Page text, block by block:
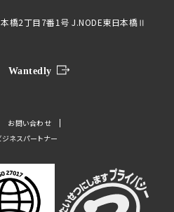
橋2丁目7番1号 J.NODE東日本橋Ⅱ
Wantedly
お問い合わせ
ネスパートナー